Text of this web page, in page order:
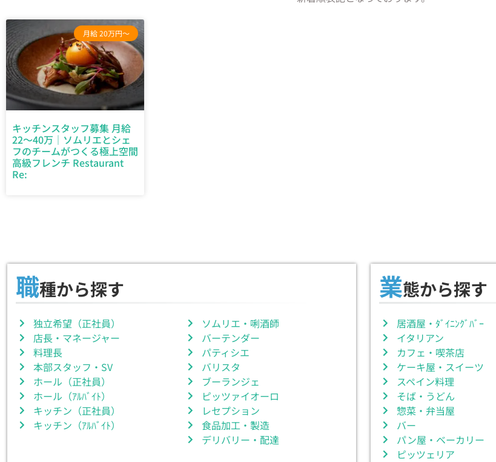
月給 20万円～
キッチンスタッフ募集 月給
22～40万｜ソムリエとシェ
フのチームがつくる極上空間
高級フレンチ Restaurant
Re:
職種から探す
独立希望（正社員）
店長・マネージャー
料理長
本部スタッフ・SV
ホール（正社員）
ホール（ｱﾙﾊﾞｲﾄ）
キッチン（正社員）
キッチン（ｱﾙﾊﾞｲﾄ）
ソムリエ・唎酒師
バーテンダー
パティシエ
バリスタ
ブーランジェ
ピッツァイオーロ
レセプション
食品加工・製造
デリバリー・配達
業態から探す
居酒屋・ﾀﾞｲﾆﾝｸﾞﾊﾞｰ
イタリアン
カフェ・喫茶店
ケーキ屋・スイーツ
スペイン料理
そば・うどん
惣菜・弁当屋
バー
パン屋・ベーカリー
ピッツェリア